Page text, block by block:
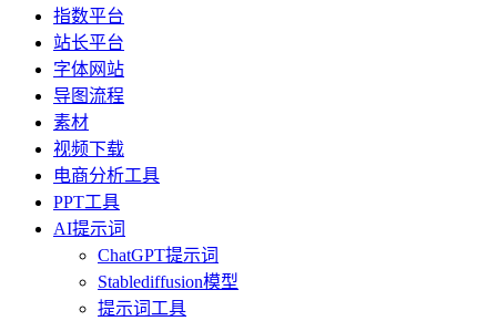
指数平台
站长平台
字体网站
导图流程
素材
视频下载
电商分析工具
PPT工具
AI提示词
ChatGPT提示词
Stablediffusion模型
提示词工具